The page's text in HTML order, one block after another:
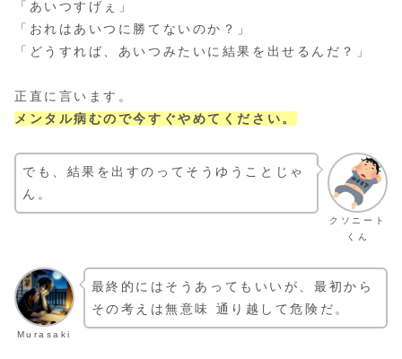
「あいつすげぇ」
「おれはあいつに勝てないのか？」
「どうすれば、あいつみたいに結果を出せるんだ？」
正直に言います。
メンタル病むので今すぐやめてください。
クソニート
くん
でも、結果を出すのってそうゆうことじゃ
ん。
Murasaki
最終的にはそうあってもいいが、最初から
その考えは無意味 通り越して危険だ。